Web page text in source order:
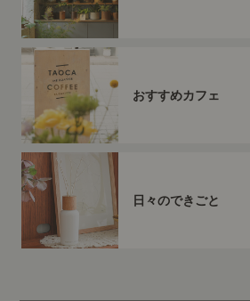
おすすめカフェ
日々のできごと